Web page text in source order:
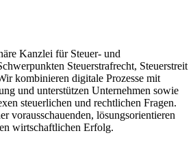
Kanzlei für Steuer- und
Steuerstrafrecht, Steuerstreit
kombinieren digitale Prozesse mit
und unterstützen Unternehmen sowie
steuerlichen und rechtlichen Fragen.
vorausschauenden, lösungsorientieren
wirtschaftlichen Erfolg.